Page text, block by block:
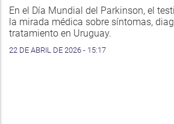
En el Día Mundial del Parkinson, el
la mirada médica sobre síntomas,
tratamiento en Uruguay.
22 DE ABRIL DE 2026 - 15:17